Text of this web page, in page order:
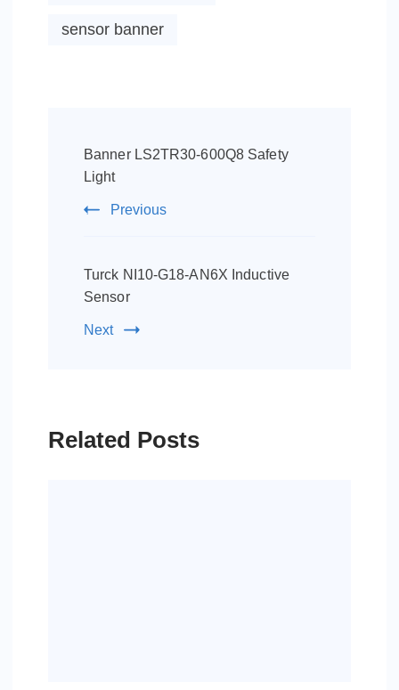
sensor banner
Navigation
Banner LS2TR30-600Q8 Safety
Light
Previous
Turck NI10-G18-AN6X Inductive
Sensor
Next
Related Posts